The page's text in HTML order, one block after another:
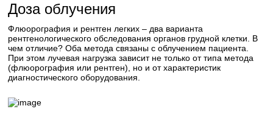
Доза облучения
Флюорография и рентген легких – два варианта
рентгенологического обследования органов грудной клетки. В
чем отличие? Оба метода связаны с облучением пациента.
При этом лучевая нагрузка зависит не только от типа метода
(флюорография или рентген), но и от характеристик
диагностического оборудования.